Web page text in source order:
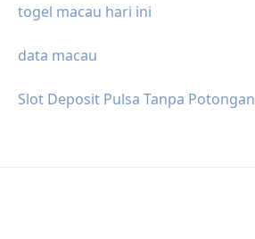
togel macau hari ini
data macau
Slot Deposit Pulsa Tanpa Potongan